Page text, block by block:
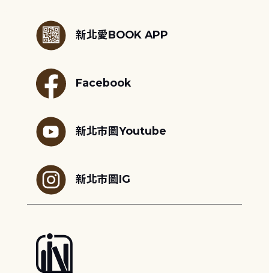
新北愛BOOK APP
Facebook
新北市圖Youtube
新北市圖IG